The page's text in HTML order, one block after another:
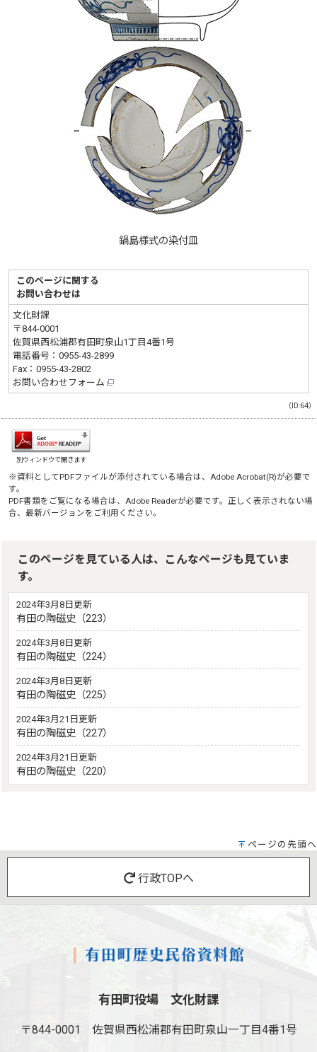
鍋島様式の染付皿
このページに関する
お問い合わせは
文化財課
〒844-0001
佐賀県西松浦郡有田町泉山1丁目4番1号
電話番号：0955-43-2899
Fax：0955-43-2802
お問い合わせフォーム
（ID:64）
別ウィンドウで開きます
※資料としてPDFファイルが添付されている場合は、Adobe Acrobat(R)が必要で
す。
PDF書類をご覧になる場合は、Adobe Readerが必要です。正しく表示されない場
合、最新バージョンをご利用ください。
このページを見ている人は、こんなページも見ていま
す。
2024年3月8日更新
有田の陶磁史（223）
2024年3月8日更新
有田の陶磁史（224）
2024年3月8日更新
有田の陶磁史（225）
2024年3月21日更新
有田の陶磁史（227）
2024年3月21日更新
有田の陶磁史（220）
ページの先頭へ
行政TOPへ
有田町役場 文化財課
〒844-0001 佐賀県西松浦郡有田町泉山一丁目4番1号